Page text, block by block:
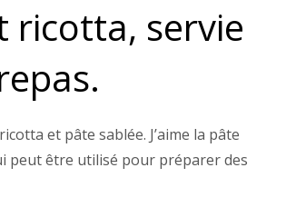
ricotta, servie
et pâte sablée. J’aime la pâte
peut être utilisé pour préparer des